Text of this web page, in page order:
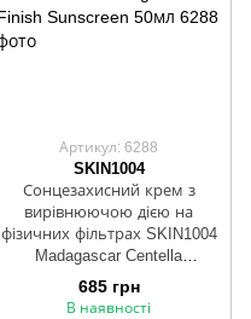
Артикул: 6288
SKIN1004
Сонцезахисний крем з
вирівнюючою дією на
фізичних фільтрах SKIN1004
Madagascar Centella
Poremizing Velvet Finish
Sunscreen 50мл
685 грн
В наявності